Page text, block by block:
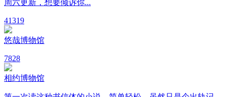
周六更新，想要倾诉你...
41319
悠哉博物馆
7828
相约博物馆